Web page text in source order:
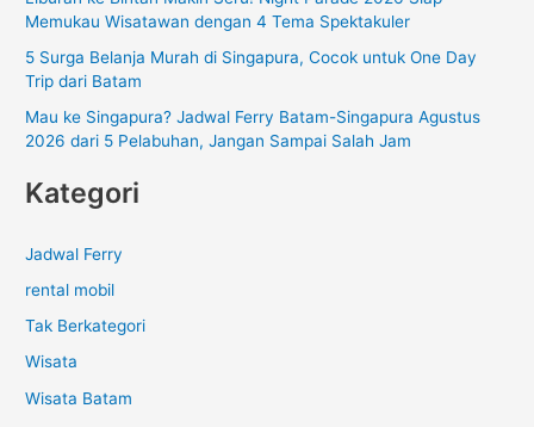
Memukau Wisatawan dengan 4 Tema Spektakuler
5 Surga Belanja Murah di Singapura, Cocok untuk One Day
Trip dari Batam
Mau ke Singapura? Jadwal Ferry Batam-Singapura Agustus
2026 dari 5 Pelabuhan, Jangan Sampai Salah Jam
Kategori
Jadwal Ferry
rental mobil
Tak Berkategori
Wisata
Wisata Batam